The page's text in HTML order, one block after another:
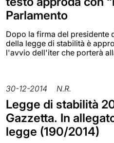
Parlamento
Dopo la firma del presidente
della legge di stabilità è
l'avvio dell'iter che porterà
30-12-2014 N.R.
Legge di stabilità
Gazzetta. In
legge (190/2014)